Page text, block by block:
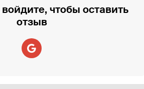
чтобы оставить
отзыв